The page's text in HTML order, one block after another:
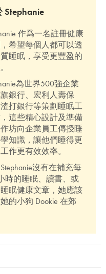
Stephanie
作爲一名註冊健康
希望每個人都可以透
睡眠，享受更豐盈的
為世界500強企業
銀行、宏利人壽保
打銀行等策劃睡眠工
這些精心設計及準備
坊向企業員工傳授睡
知識，讓他們睡得更
作更有效效率。
沒有在補充每
時的睡眠、讀書、或
眠健康文章，她應該
的小狗 Dookie 在郊